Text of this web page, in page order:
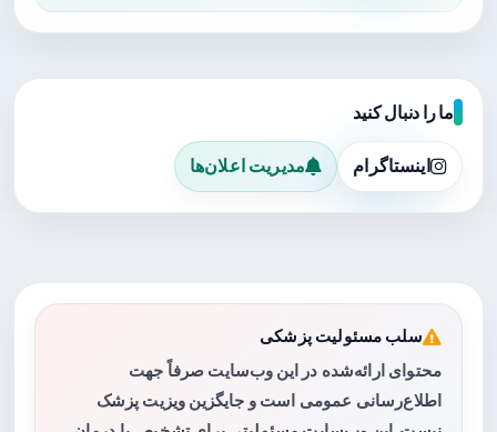
ما را دنبال کنید
اینستاگرام مدیریت اعلان‌ها
سلب مسئولیت پزشکی
محتوای ارائه‌شده در این وب‌سایت صرفاً جهت
اطلاع‌رسانی عمومی است و جایگزین ویزیت پزشک